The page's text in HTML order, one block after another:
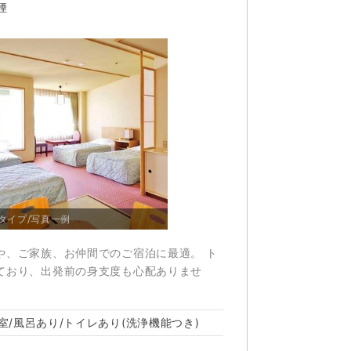
【グルメビュッフェ「Doマルシェ」/写真「秋メニュ
ー」一例】
イプ/写真一例
ご家族、お仲間でのご宿泊に最適。 ト
おり、出発前の身支度も心配ありませ
/風呂あり/トイレあり(洗浄機能つき)